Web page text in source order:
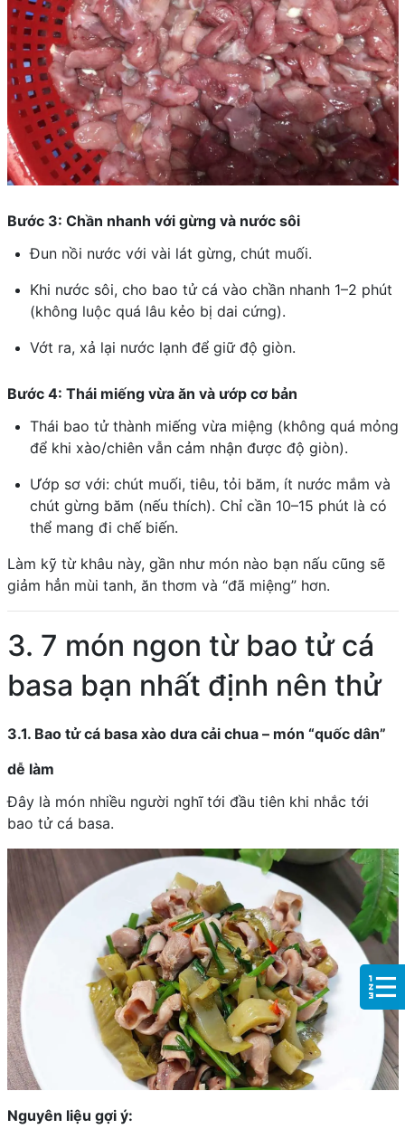
Bước 3: Chần nhanh với gừng và nước sôi
Đun nồi nước với vài lát gừng, chút muối.
Khi nước sôi, cho bao tử cá vào chần nhanh 1–2 phút
(không luộc quá lâu kẻo bị dai cứng).
Vớt ra, xả lại nước lạnh để giữ độ giòn.
Bước 4: Thái miếng vừa ăn và ướp cơ bản
Thái bao tử thành miếng vừa miệng (không quá mỏng
để khi xào/chiên vẫn cảm nhận được độ giòn).
Ướp sơ với: chút muối, tiêu, tỏi băm, ít nước mắm và
chút gừng băm (nếu thích). Chỉ cần 10–15 phút là có
thể mang đi chế biến.
Làm kỹ từ khâu này, gần như món nào bạn nấu cũng sẽ
giảm hẳn mùi tanh, ăn thơm và “đã miệng” hơn.
3. 7 món ngon từ bao tử cá
basa bạn nhất định nên thử
3.1. Bao tử cá basa xào dưa cải chua – món “quốc dân”
dễ làm
Đây là món nhiều người nghĩ tới đầu tiên khi nhắc tới
bao tử cá basa.
Nguyên liệu gợi ý: